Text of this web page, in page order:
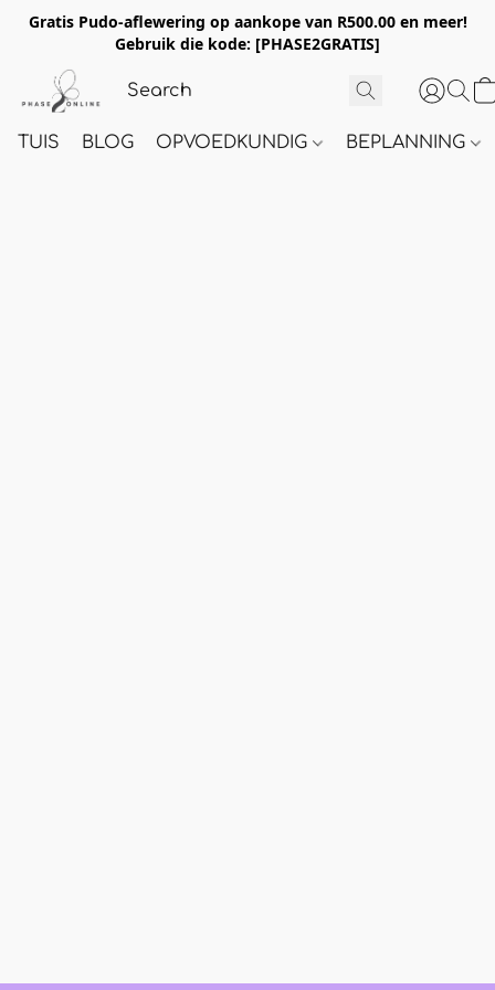
Gratis Pudo-aflewering op aankope van R500.00 en meer!
Gebruik die kode: [PHASE2GRATIS]
TUIS BLOG OPVOEDKUNDIG BEPLANNING